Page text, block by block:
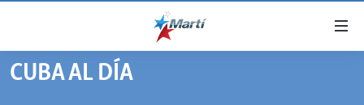
accesibilidad
TITULARES
CUBA AL DÍA